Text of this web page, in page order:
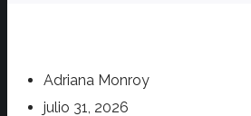
Adriana Monroy
julio 31, 2026